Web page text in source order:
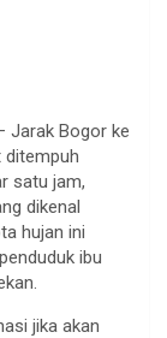
Jarak Bogor ke
ditempuh
satu jam,
dikenal
hujan ini
ibu
jika akan